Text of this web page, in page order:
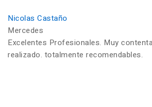
Nicolas Castaño
Mercedes
Excelentes Profesionales. Muy
realizado. totalmente recomendables.